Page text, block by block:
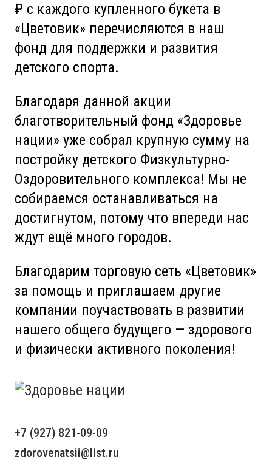
₽ с каждого купленного букета в
«Цветовик» перечисляются в наш
фонд для поддержки и развития
детского спорта.
Благодаря данной акции
благотворительный фонд «Здоровье
нации» уже собрал крупную сумму на
постройку детского Физкультурно-
Оздоровительного комплекса! Мы не
собираемся останавливаться на
достигнутом, потому что впереди нас
ждут ещё много городов.
Благодарим торговую сеть «Цветовик»
за помощь и приглашаем другие
компании поучаствовать в развитии
нашего общего будущего — здорового
и физически активного поколения!
+7 (927) 821-09-09
zdorovenatsii@list.ru